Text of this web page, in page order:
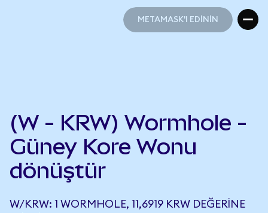
METAMASK'I EDİNİN
(W - KRW) Wormhole -
Güney Kore Wonu
dönüştür
W/KRW: 1 WORMHOLE, 11,6919 KRW DEĞERINE